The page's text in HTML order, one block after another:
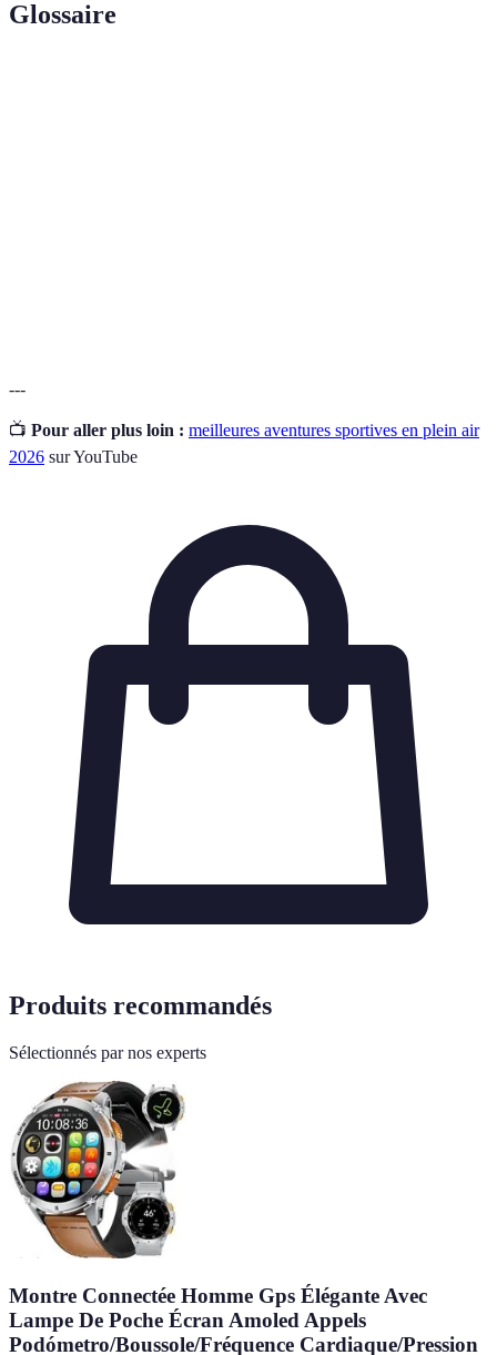
Glossaire
---
📺 Pour aller plus loin : meilleures aventures sportives en plein air
2026 sur YouTube
Produits recommandés
Sélectionnés par nos experts
Montre Connectée Homme Gps Élégante Avec
Lampe De Poche Écran Amoled Appels
Podómetro/Boussole/Fréquence Cardiaque/Pression